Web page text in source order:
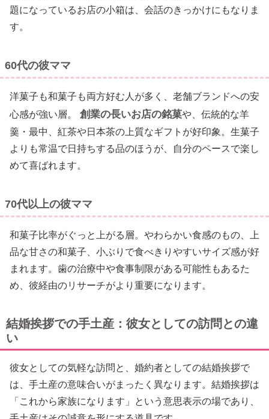
題になっているお店の小箱は、会話のきっかけにもなりま
す。
60代の彼ママ
洋菓子も和菓子も両方好む人が多く、老舗ブランドへの安
心感が強い層。
創業の長いお店の銘菓や、伝統的な羊
羹・最中、紅茶や日本茶の上質なギフトが好印象。生菓子
よりも常温で日持ちする品のほうが、自分のペースで楽し
めて喜ばれます。
70代以上の彼ママ
和菓子比率がぐっと上がる層。やわらかい食感のもの、上
品な甘さの和菓子、小ぶりで食べきりやすいサイズ感が好
まれます。歯の治療中や食事制限がある可能性もあるた
め、彼経由のリサーチがより重要になります。
結婚挨拶での手土産：彼女としての訪問との違
い
彼女としての気軽な訪問と、婚約者としての結婚挨拶で
は、手土産の意味合いがまったく異なります。結婚挨拶は
「これから家族になります」という意思表示の場であり、